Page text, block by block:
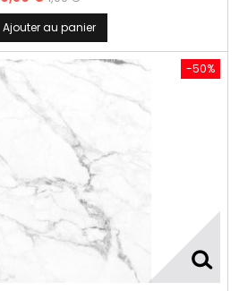
Ajouter au panier
-50%